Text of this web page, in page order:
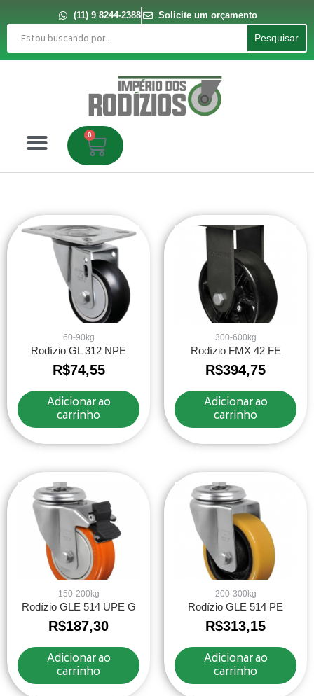
conteúdo
(11) 9 8244-2388
Solicite um orçamento
Pesquisar
Pesquisar
0
Carrinho
60-90kg
Rodízio GL 312 NPE
R$74,55
Adicionar ao
carrinho
300-600kg
Rodízio FMX 42 FE
R$394,75
Adicionar ao
carrinho
150-200kg
Rodízio GLE 514 UPE G
R$187,30
Adicionar ao
carrinho
200-300kg
Rodízio GLE 514 PE
R$313,15
Adicionar ao
carrinho